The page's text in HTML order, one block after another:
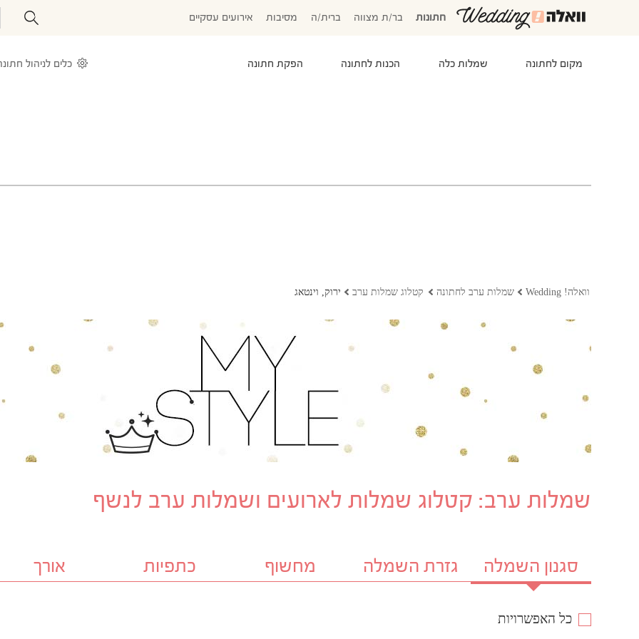
חתונות בר/ת מצווה ברית/ה מסיבות אירועים עסקיים
מקום לחתונה שמלות כלה הכנות לחתונה הפקת חתונה כלים לניהול
וואלה! Wedding שמלות ערב לחתונה קטלוג שמלות ערב ירוק, וינטאג
שמלות ערב: קטלוג שמלות לארועים ושמלות ערב לנשף
סגנון השמלה
כל האפשרויות
גזרת השמלה מחשוף כתפיות אורך